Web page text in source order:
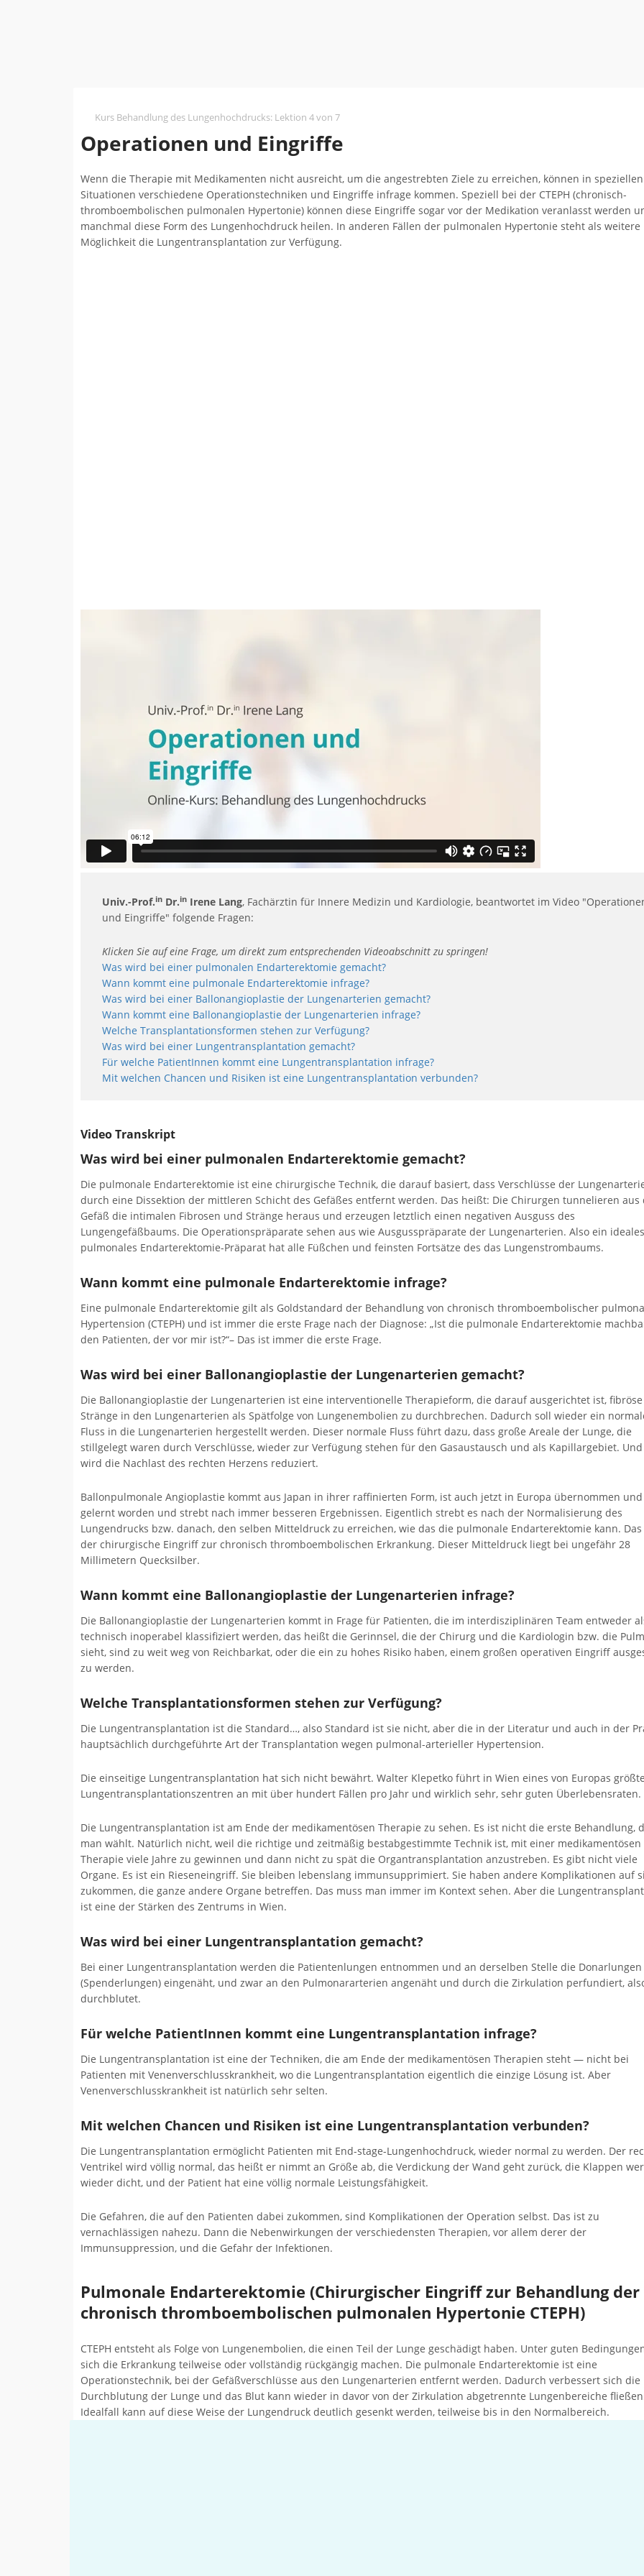
Kurs Behandlung des Lungenhochdrucks: Lektion 4 von 7
Operationen und Eingriffe
Wenn die Therapie mit Medikamenten nicht ausreicht, um die angestrebten Ziele zu erreichen, können in speziellen
Situationen verschiedene Operationstechniken und Eingriffe infrage kommen. Speziell bei der CTEPH (chronisch-
thromboembolischen pulmonalen Hypertonie) können diese Eingriffe sogar vor der Medikation veranlasst werden
manchmal diese Form des Lungenhochdruck heilen. In anderen Fällen der pulmonalen Hypertonie steht als weitere
Möglichkeit die Lungentransplantation zur Verfügung.
Univ.-Prof.in Dr.in Irene Lang, Fachärztin für Innere Medizin und Kardiologie, beantwortet im Video
und Eingriffe" folgende Fragen:
Klicken Sie auf eine Frage, um direkt zum entsprechenden Videoabschnitt zu springen!
Was wird bei einer pulmonalen Endarterektomie gemacht?
Wann kommt eine pulmonale Endarterektomie infrage?
Was wird bei einer Ballonangioplastie der Lungenarterien gemacht?
Wann kommt eine Ballonangioplastie der Lungenarterien infrage?
Welche Transplantationsformen stehen zur Verfügung?
Was wird bei einer Lungentransplantation gemacht?
Für welche PatientInnen kommt eine Lungentransplantation infrage?
Mit welchen Chancen und Risiken ist eine Lungentransplantation verbunden?
Video Transkript
Was wird bei einer pulmonalen Endarterektomie gemacht?
Die pulmonale Endarterektomie ist eine chirurgische Technik, die darauf basiert, dass Verschlüsse der
durch eine Dissektion der mittleren Schicht des Gefäßes entfernt werden. Das heißt: Die Chirurgen tunnelieren aus
Gefäß die intimalen Fibrosen und Stränge heraus und erzeugen letztlich einen negativen Ausguss des
Lungengefäßbaums. Die Operationspräparate sehen aus wie Ausgusspräparate der Lungenarterien. Also ein ideales
pulmonales Endarterektomie-Präparat hat alle Füßchen und feinsten Fortsätze des das Lungenstrombaums.
Wann kommt eine pulmonale Endarterektomie infrage?
Eine pulmonale Endarterektomie gilt als Goldstandard der Behandlung von chronisch thromboembolischer
Hypertension (CTEPH) und ist immer die erste Frage nach der Diagnose: „Ist die pulmonale Endarterektomie
den Patienten, der vor mir ist?“– Das ist immer die erste Frage.
Was wird bei einer Ballonangioplastie der Lungenarterien gemacht?
Die Ballonangioplastie der Lungenarterien ist eine interventionelle Therapieform, die darauf ausgerichtet ist, fibröse
Stränge in den Lungenarterien als Spätfolge von Lungenembolien zu durchbrechen. Dadurch soll wieder ein
Fluss in die Lungenarterien hergestellt werden. Dieser normale Fluss führt dazu, dass große Areale der Lunge, die
stillgelegt waren durch Verschlüsse, wieder zur Verfügung stehen für den Gasaustausch und als Kapillargebiet.
wird die Nachlast des rechten Herzens reduziert.
Ballonpulmonale Angioplastie kommt aus Japan in ihrer raffinierten Form, ist auch jetzt in Europa übernommen und
gelernt worden und strebt nach immer besseren Ergebnissen. Eigentlich strebt es nach der Normalisierung des
Lungendrucks bzw. danach, den selben Mitteldruck zu erreichen, wie das die pulmonale Endarterektomie kann.
der chirurgische Eingriff zur chronisch thromboembolischen Erkrankung. Dieser Mitteldruck liegt bei ungefähr 28
Millimetern Quecksilber.
Wann kommt eine Ballonangioplastie der Lungenarterien infrage?
Die Ballonangioplastie der Lungenarterien kommt in Frage für Patienten, die im interdisziplinären Team entweder
technisch inoperabel klassifiziert werden, das heißt die Gerinnsel, die der Chirurg und die Kardiologin bzw. die
sieht, sind zu weit weg von Reichbarkat, oder die ein zu hohes Risiko haben, einem großen operativen Eingriff
zu werden.
Welche Transplantationsformen stehen zur Verfügung?
Die Lungentransplantation ist die Standard…, also Standard ist sie nicht, aber die in der Literatur und auch in der
hauptsächlich durchgeführte Art der Transplantation wegen pulmonal-arterieller Hypertension.
Die einseitige Lungentransplantation hat sich nicht bewährt. Walter Klepetko führt in Wien eines von Europas
Lungentransplantationszentren an mit über hundert Fällen pro Jahr und wirklich sehr, sehr guten Überlebensraten.
Die Lungentransplantation ist am Ende der medikamentösen Therapie zu sehen. Es ist nicht die erste Behandlung,
man wählt. Natürlich nicht, weil die richtige und zeitmäßig bestabgestimmte Technik ist, mit einer medikamentösen
Therapie viele Jahre zu gewinnen und dann nicht zu spät die Organtransplantation anzustreben. Es gibt nicht viele
Organe. Es ist ein Rieseneingriff. Sie bleiben lebenslang immunsupprimiert. Sie haben andere Komplikationen auf
zukommen, die ganze andere Organe betreffen. Das muss man immer im Kontext sehen. Aber die
ist eine der Stärken des Zentrums in Wien.
Was wird bei einer Lungentransplantation gemacht?
Bei einer Lungentransplantation werden die Patientenlungen entnommen und an derselben Stelle die Donarlungen
(Spenderlungen) eingenäht, und zwar an den Pulmonararterien angenäht und durch die Zirkulation perfundiert,
durchblutet.
Für welche PatientInnen kommt eine Lungentransplantation infrage?
Die Lungentransplantation ist eine der Techniken, die am Ende der medikamentösen Therapien steht — nicht bei
Patienten mit Venenverschlusskrankheit, wo die Lungentransplantation eigentlich die einzige Lösung ist. Aber
Venenverschlusskrankheit ist natürlich sehr selten.
Mit welchen Chancen und Risiken ist eine Lungentransplantation verbunden?
Die Lungentransplantation ermöglicht Patienten mit End-stage-Lungenhochdruck, wieder normal zu werden. Der
Ventrikel wird völlig normal, das heißt er nimmt an Größe ab, die Verdickung der Wand geht zurück, die Klappen
wieder dicht, und der Patient hat eine völlig normale Leistungsfähigkeit.
Die Gefahren, die auf den Patienten dabei zukommen, sind Komplikationen der Operation selbst. Das ist zu
vernachlässigen nahezu. Dann die Nebenwirkungen der verschiedensten Therapien, vor allem derer der
Immunsuppression, und die Gefahr der Infektionen.
Pulmonale Endarterektomie (Chirurgischer Eingriff zur Behandlung der
chronisch thromboembolischen pulmonalen Hypertonie CTEPH)
CTEPH entsteht als Folge von Lungenembolien, die einen Teil der Lunge geschädigt haben. Unter guten
sich die Erkrankung teilweise oder vollständig rückgängig machen. Die pulmonale Endarterektomie ist eine
Operationstechnik, bei der Gefäßverschlüsse aus den Lungenarterien entfernt werden. Dadurch verbessert sich die
Durchblutung der Lunge und das Blut kann wieder in davor von der Zirkulation abgetrennte Lungenbereiche
Idealfall kann auf diese Weise der Lungendruck deutlich gesenkt werden, teilweise bis in den Normalbereich.